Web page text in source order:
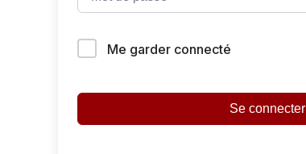
Me garder connecté
Se connecter